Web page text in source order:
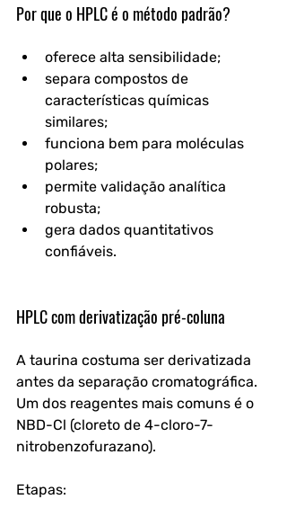
Por que o HPLC é o método padrão?
oferece alta sensibilidade;
separa compostos de
características químicas
similares;
funciona bem para moléculas
polares;
permite validação analítica
robusta;
gera dados quantitativos
confiáveis.
HPLC com derivatização pré-coluna
A taurina costuma ser derivatizada
antes da separação cromatográfica.
Um dos reagentes mais comuns é o
NBD-Cl (cloreto de 4-cloro-7-
nitrobenzofurazano).
Etapas: